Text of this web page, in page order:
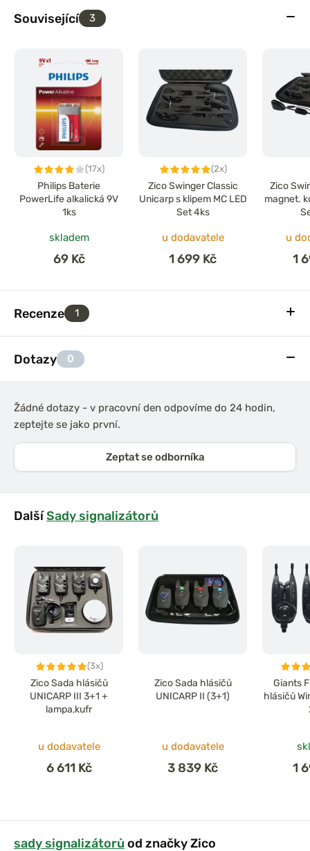
Související 3
(17x)
Philips Baterie
PowerLife alkalická 9V
1ks
skladem
69 Kč
(2x)
Zico Swinger Classic
Unicarp s klipem MC LED
Set 4ks
u dodavatele
1 699 Kč
Zico
magnet.
u
1
Recenze 1
Dotazy 0
Žádné dotazy - v pracovní den odpovíme do 24 hodin,
zeptejte se jako první.
Zeptat se odborníka
DalšíSady signalizátorů
(3x)
Zico Sada hlásičů
UNICARP III 3+1 +
lampa,kufr
u dodavatele
6 611 Kč
Zico Sada hlásičů
UNICARP II (3+1)
u dodavatele
3 839 Kč
Giants
hlásičů
1
sady signalizátorů od značky Zico